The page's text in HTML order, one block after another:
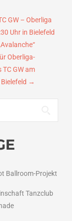
GW – Oberliga
Uhr in Bielefeld
Oberliga-
GW am
→
Ballroom-Projekt
Tanzclub